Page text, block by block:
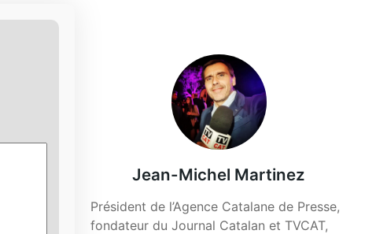
Jean-Michel Martinez
Président de l’Agence Catalane de Presse,
fondateur du Journal Catalan et TVCAT,